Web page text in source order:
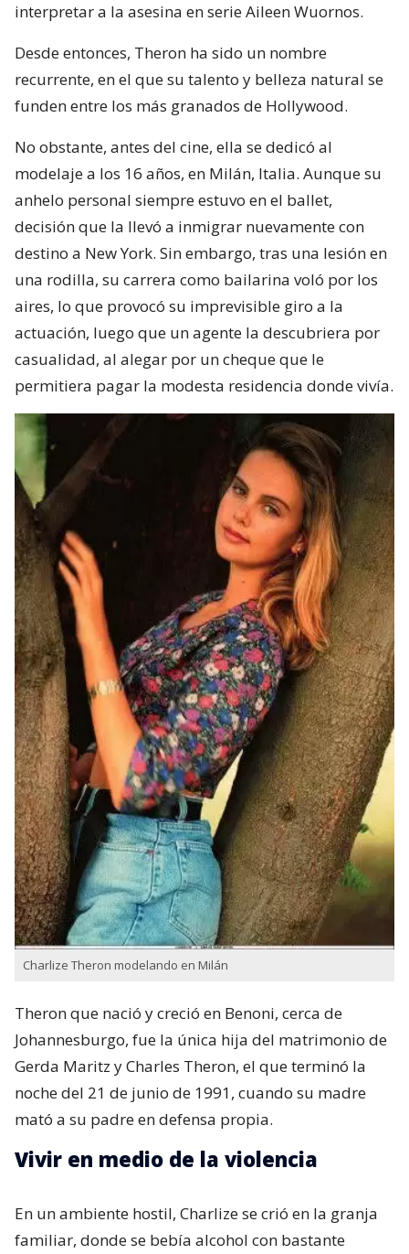
interpretar a la asesina en serie Aileen Wuornos.
Desde entonces, Theron ha sido un nombre
recurrente, en el que su talento y belleza natural se
funden entre los más granados de Hollywood.
No obstante, antes del cine, ella se dedicó al
modelaje a los 16 años, en Milán, Italia. Aunque su
anhelo personal siempre estuvo en el ballet,
decisión que la llevó a inmigrar nuevamente con
destino a New York. Sin embargo, tras una lesión en
una rodilla, su carrera como bailarina voló por los
aires, lo que provocó su imprevisible giro a la
actuación, luego que un agente la descubriera por
casualidad, al alegar por un cheque que le
permitiera pagar la modesta residencia donde vivía.
Charlize Theron modelando en Milán
Theron que nació y creció en Benoni,​ cerca de
Johannesburgo, fue la única hija del matrimonio de
Gerda Maritz​ y Charles Theron, el que terminó la
noche del 21 de junio de 1991, cuando su madre
mató a su padre en defensa propia.
Vivir en medio de la violencia
En un ambiente hostil, Charlize se crió en la granja
familiar, donde se bebía alcohol con bastante